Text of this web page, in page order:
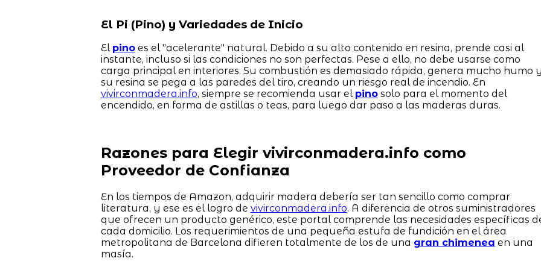
El Pi (Pino) y Variedades de Inicio
El pinoes el "acelerante" natural. Debido a su alto contenido en resina, prende casi al
instante, incluso si las condiciones no son perfectas. Pese a ello, no debe usarse como
carga principal en interiores. Su combustión es demasiado rápida, genera mucho humo
su resina se pega a las paredes del tiro, creando un riesgo real de incendio. En
vivirconmadera.info, siempre se recomienda usar el pinosolo para el momento del
encendido, en forma de astillas o teas, para luego dar paso a las maderas duras.
Razones para Elegir vivirconmadera.info como
Proveedor de Confianza
En los tiempos de Amazon, adquirir madera debería ser tan sencillo como comprar
literatura, y ese es el logro de vivirconmadera.info. A diferencia de otros suministradores
que ofrecen un producto genérico, este portal comprende las necesidades específicas
cada domicilio. Los requerimientos de una pequeña estufa de fundición en el área
metropolitana de Barcelona difieren totalmente de los de una gran chimenea en una
masía.